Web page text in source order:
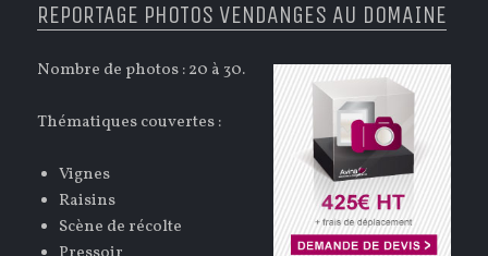
REPORTAGE PHOTOS VENDANGES AU DOMAINE
Nombre de photos : 20 à 30.
Thématiques couvertes :
Vignes
Raisins
Scène de récolte